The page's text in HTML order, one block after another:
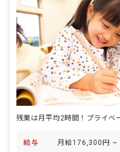
給与 月給176,300円 ~